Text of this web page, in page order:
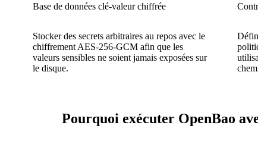
Base de données clé-valeur chiffrée
Stocker des secrets arbitraires au repos avec le
chiffrement AES-256-GCM afin que les
valeurs sensibles ne soient jamais exposées sur
le disque.
Pourquoi exécuter OpenBao